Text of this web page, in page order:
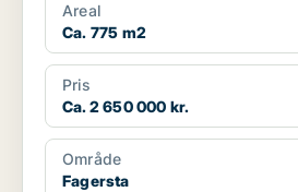
Areal
Ca. 775 m2
Pris
Ca. 2 650 000 kr.
Område
Fagersta